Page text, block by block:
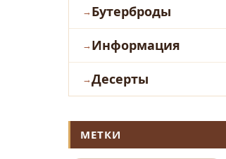
Бутерброды
Информация
Десерты
МЕТКИ